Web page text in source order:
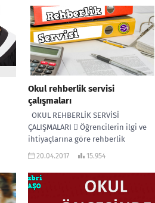
çocukların kendi...
Okul rehberlik servisi
çalışmaları
OKUL REHBERLİK SERVİSİ
ÇALIŞMALARI  Öğrencilerin ilgi ve
ihtiyaçlarına göre rehberlik
programının hazırlanması:  Kişisel-
20.04.2017 15.954